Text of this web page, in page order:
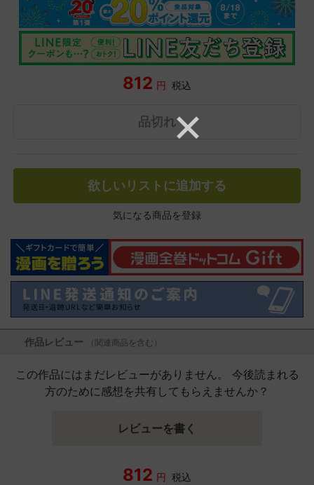
812 円 税込
品切れ
欲しいリストに追加する
気になる商品を登録
作品レビュー （関連商品を含む）
この作品にはまだレビューがありません。 今後読まれる
方のために感想を共有してもらえませんか？
レビューを書く
812 円 税込